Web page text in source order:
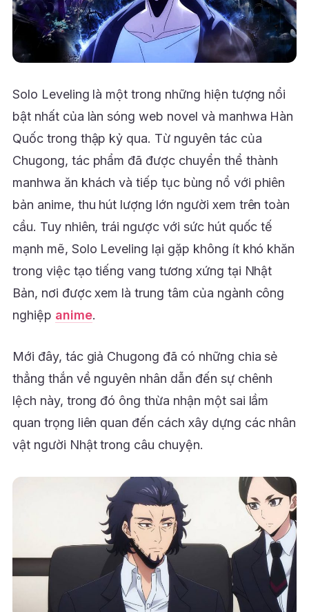
Solo Leveling là một trong những hiện tượng nổi
bật nhất của làn sóng web novel và manhwa Hàn
Quốc trong thập kỷ qua. Từ nguyên tác của
Chugong, tác phẩm đã được chuyển thể thành
manhwa ăn khách và tiếp tục bùng nổ với phiên
bản anime, thu hút lượng lớn người xem trên toàn
cầu. Tuy nhiên, trái ngược với sức hút quốc tế
mạnh mẽ, Solo Leveling lại gặp không ít khó khăn
trong việc tạo tiếng vang tương xứng tại Nhật
Bản, nơi được xem là trung tâm của ngành công
nghiệp anime.
Mới đây, tác giả Chugong đã có những chia sẻ
thẳng thắn về nguyên nhân dẫn đến sự chênh
lệch này, trong đó ông thừa nhận một sai lầm
quan trọng liên quan đến cách xây dựng các nhân
vật người Nhật trong câu chuyện.